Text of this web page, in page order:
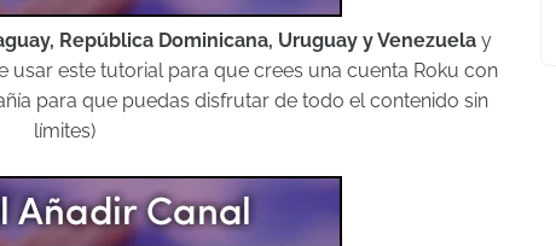
República Dominicana, Uruguay y Venezuelay
usar este tutorial para que crees una cuenta Roku con
para que puedas disfrutar de todo el contenido sin
límites)